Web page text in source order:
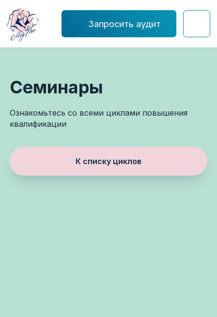
Семинары
Ознакомьтесь со всеми циклами повышения
квалификации
К списку циклов